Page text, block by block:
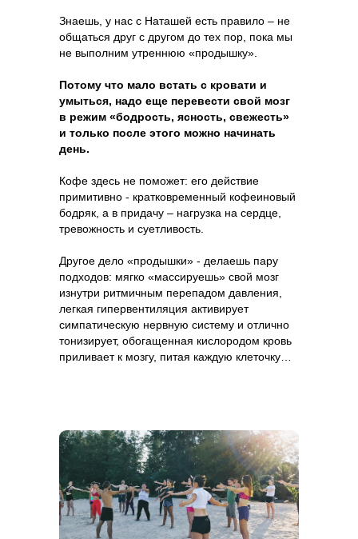
Знаешь, у нас с Наташей есть правило – не
общаться друг с другом до тех пор, пока мы
не выполним утреннюю «продышку».
Потому что мало встать с кровати и
умыться, надо еще перевести свой мозг
в режим «бодрость, ясность, свежесть»
и только после этого можно начинать
день.
Кофе здесь не поможет: его действие
примитивно - кратковременный кофеиновый
бодряк, а в придачу – нагрузка на сердце,
тревожность и суетливость.
Другое дело «продышки» - делаешь пару
подходов: мягко «массируешь» свой мозг
изнутри ритмичным перепадом давления,
легкая гипервентиляция активирует
симпатическую нервную систему и отлично
тонизирует, обогащенная кислородом кровь
приливает к мозгу, питая каждую клеточку…